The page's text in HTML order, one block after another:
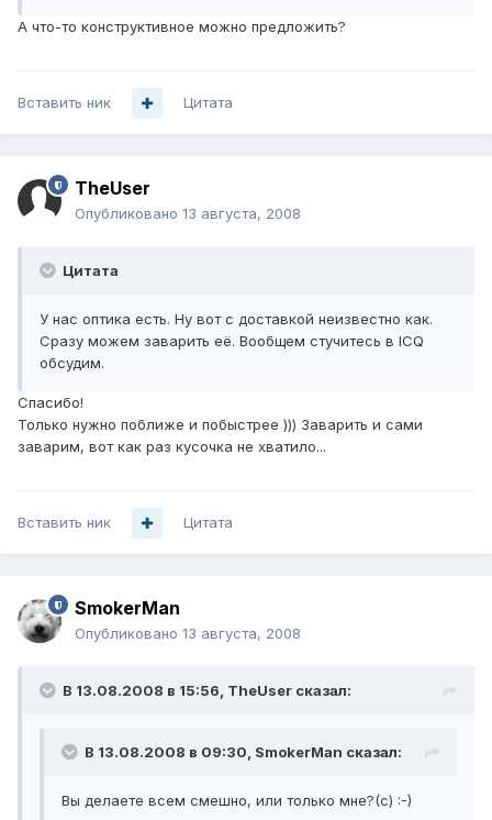
А что-то конструктивное можно предложить?
Вставить ник Цитата
TheUser
Опубликовано 13 августа, 2008
Цитата
У нас оптика есть. Ну вот с доставкой неизвестно как.
Сразу можем заварить её. Вообщем стучитесь в ICQ
обсудим.
Спасибо!
Только нужно поближе и побыстрее ))) Заварить и сами
заварим, вот как раз кусочка не хватило...
Вставить ник Цитата
SmokerMan
Опубликовано 13 августа, 2008
В 13.08.2008 в 15:56, TheUser сказал:
В 13.08.2008 в 09:30, SmokerMan сказал:
Вы делаете всем смешно, или только мне?(с) :-)